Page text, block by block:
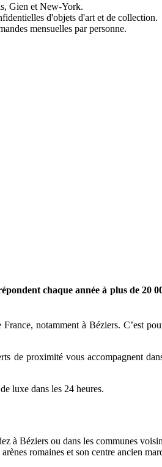
Gien et New-York.
d'objets d'art et de collection.
mensuelles par personne.
chaque année à plus de 20
notamment à Béziers. C’est
de proximité vous accompagnent
luxe dans les 24 heures.
à Béziers ou dans les communes
romaines et son centre ancien